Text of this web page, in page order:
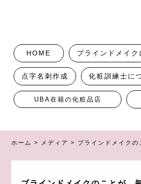
HOME ブラインドメイク
点字名刺作成 化粧訓練士に
UBA在籍の化粧品店
ホーム > メディア > ブラインドメイク